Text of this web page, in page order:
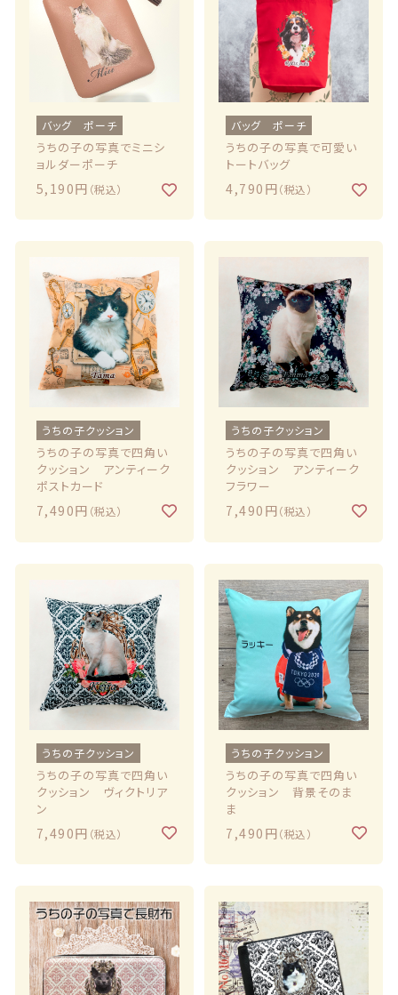
バッグ ポーチ
うちの子の写真でミニシ
ョルダーポーチ
5,190円 （税込）
バッグ ポーチ
うちの子の写真で可愛い
トートバッグ
4,790円（税込）
うちの子クッション
うちの子の写真で四角い
クッション アンティーク
ポストカード
7,490円 （税込）
うちの子クッション
うちの子の写真で四角い
クッション アンティーク
フラワー
7,490円（税込）
うちの子クッション
うちの子の写真で四角い
クッション ヴィクトリア
ン
7,490円 （税込）
うちの子クッション
うちの子の写真で四角い
クッション 背景そのま
ま
7,490円（税込）